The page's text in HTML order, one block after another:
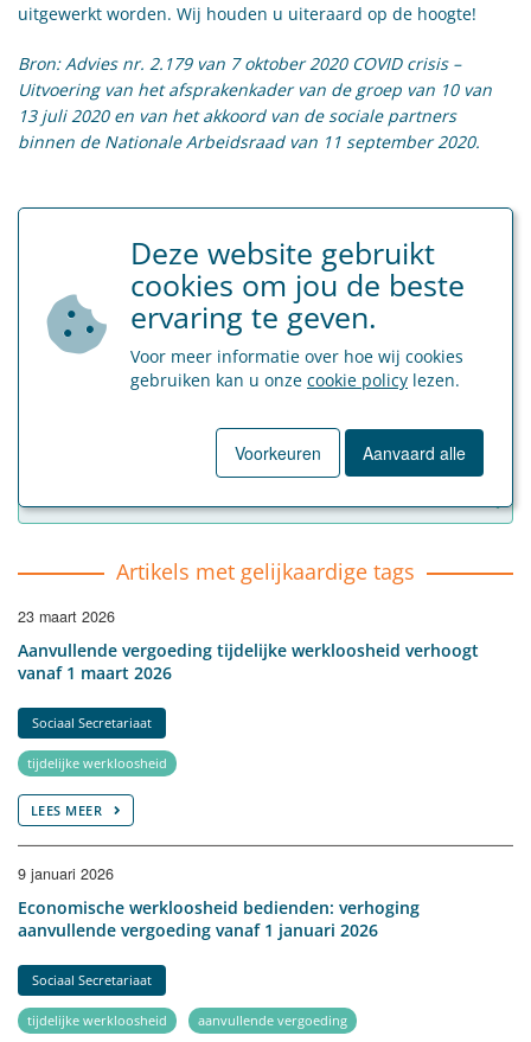
uitgewerkt worden. Wij houden u uiteraard op de hoogte!
Bron: Advies nr. 2.179 van 7 oktober 2020 COVID crisis –
Uitvoering van het afsprakenkader van de groep van 10 van
13 juli 2020 en van het akkoord van de sociale partners
binnen de Nationale Arbeidsraad van 11 september 2020.
Tags
tijdelijke werkloosheid jaarlijkse vakantie
Terug naar overzicht
Artikels met gelijkaardige tags
23 maart 2026
Aanvullende vergoeding tijdelijke werkloosheid verhoogt
vanaf 1 maart 2026
Sociaal Secretariaat
tijdelijke werkloosheid
LEES MEER
9 januari 2026
Economische werkloosheid bedienden: verhoging
aanvullende vergoeding vanaf 1 januari 2026
Sociaal Secretariaat
tijdelijke werkloosheid aanvullende vergoeding
Deze website gebruikt
cookies om jou de beste
ervaring te geven.
Voor meer informatie over hoe wij cookies
gebruiken kan u onze cookie policy lezen.
Voorkeuren Aanvaard alle